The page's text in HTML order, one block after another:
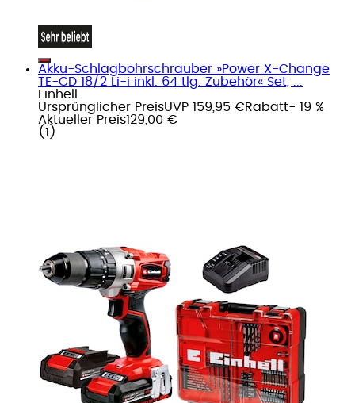
Akku-Schlagbohrschrauber »Power X-Change
TE-CD 18/2 Li-i inkl. 64 tlg. Zubehör« Set, ...
Einhell
Ursprünglicher PreisUVP 159,95 €Rabatt- 19 %
Aktueller Preis129,00 €
( 1 )